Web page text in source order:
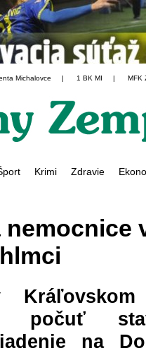
Michalovce | 1 BK MI | MFK
Krimi Zdravie
počuť
na